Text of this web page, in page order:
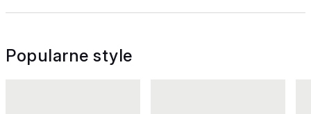
Popularne style